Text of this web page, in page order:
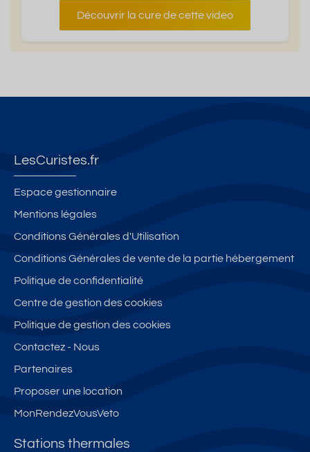
Découvrir la cure de cette video
LesCuristes.fr
Espace gestionnaire
Mentions légales
Conditions Générales d'Utilisation
Conditions Générales de vente de la partie hébergement
Politique de confidentialité
Centre de gestion des cookies
Politique de gestion des cookies
Contactez - Nous
Partenaires
Proposer une location
MonRendezVousVeto
Stations thermales